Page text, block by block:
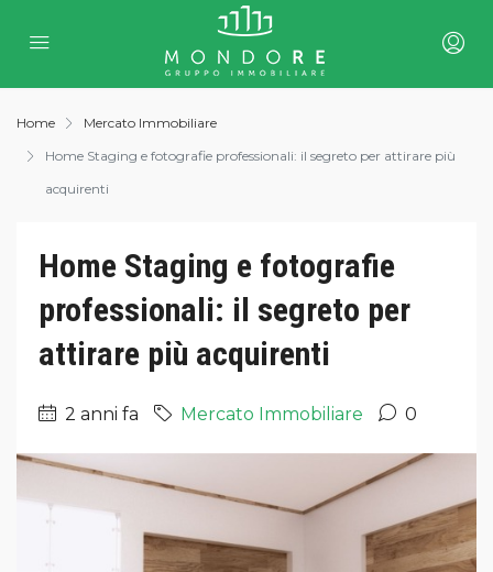
Home
Mercato Immobiliare
Home Staging e fotografie professionali: il segreto per attirare più
acquirenti
Home Staging e fotografie
professionali: il segreto per
attirare più acquirenti
2 anni fa Mercato Immobiliare 0